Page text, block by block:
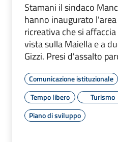
Stamani il sindaco
hanno inaugurato
ricreativa che si
vista sulla Maiella e a
Gizzi. Presi d'assalto
Comunicazione istituzionale
Tempo libero
Turismo
Piano di sviluppo